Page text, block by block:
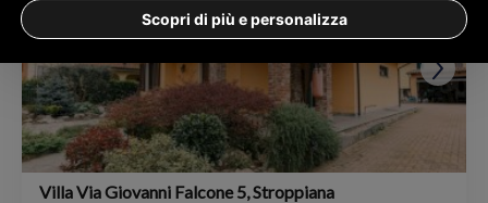
Villa Via Giovanni Falcone 5, Stroppiana
Scopri di più e personalizza